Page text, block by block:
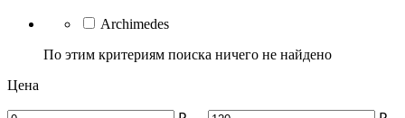
Archimedes
По этим критериям поиска ничего не найдено
Цена